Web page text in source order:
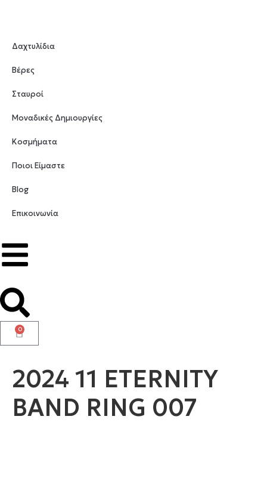
Δαχτυλίδια
Βέρες
Σταυροί
Μοναδικές Δημιουργίες
Κοσμήματα
Ποιοι Είμαστε
Blog
Επικοινωνία
0
2024 11 ETERNITY
BAND RING 007